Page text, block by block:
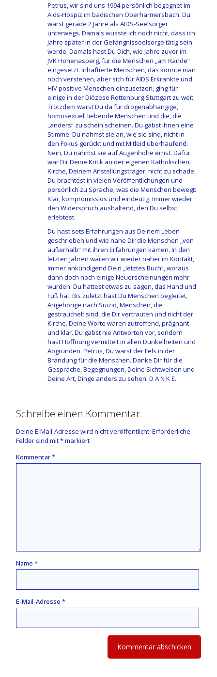
Petrus, wir sind uns 1994 persönlich begegnet im
Aids-Hospiz im badischen Oberharmersbach. Du
warst gerade 2 Jahre als AIDS-Seelsorger
unterwegs. Damals wusste ich noch nicht, dass ich
Jahre später in der Gefängnisseelsorge tätig sein
werde. Damals hast Du Dich, wie Jahre zuvor im
JVK Hohenasperg, für die Menschen „am Rande“
eingesetzt. Inhaftierte Menschen, das konnte man
noch verstehen, aber sich für AIDS Erkrankte und
HIV positive Menschen einzusetzen, ging für
einige in der Diözese Rottenburg-Stuttgart zu weit.
Trotzdem warst Du da für drogenabhängige,
homosexuell liebende Menschen und die, die
„anders“ zu schein scheinen. Du gabst ihnen eine
Stimme. Du nahmst sie an, wie sie sind, nicht in
den Fokus gerückt und mit Mitleid überhäufend.
Nein, Du nahmst sie auf Augenhöhe ernst. Dafür
war Dir Deine Kritik an der eigenen Katholischen
Kirche, Deinem Anstellungsträger, nicht zu schade.
Du brachtest in vielen Veröffentlichungen und
persönlich zu Sprache, was die Menschen bewegt:
Klar, kompromisslos und eindeutig. Immer wieder
den Widerspruch aushaltend, den Du selbst
erlebtest.
Du hast sets Erfahrungen aus Deinem Leben
geschrieben und wie nahe Dir die Menschen „von
außerhalb“ mit ihren Erfahrungen kamen. In den
letzten Jahren waren wir wieder näher im Kontakt,
immer ankündigend Dein „letztes Buch“, woraus
dann doch noch einige Neuerscheinungen mehr
wurden. Du hattest etwas zu sagen, das Hand und
Fuß hat. Bis zuletzt hast Du Menschen begleitet,
Angehörige nach Suizid, Menschen, die
gestrauchelt sind, die Dir vertrauten und nicht der
Kirche. Deine Worte waren zutreffend, prägnant
und klar. Du gabst nie Antworten vor, sondern
hast Hoffnung vermittelt in allen Dunkelheiten und
Abgründen. Petrus, Du warst der Fels in der
Brandung für die Menschen. Danke Dir für die
Gespräche, Begegnungen, Deine Sichtweisen und
Deine Art, Dinge anders zu sehen. D A N K E.
Schreibe einen Kommentar
Deine E-Mail-Adresse wird nicht veröffentlicht. Erforderliche
Felder sind mit*markiert
Kommentar*
Name *
E-Mail-Adresse *